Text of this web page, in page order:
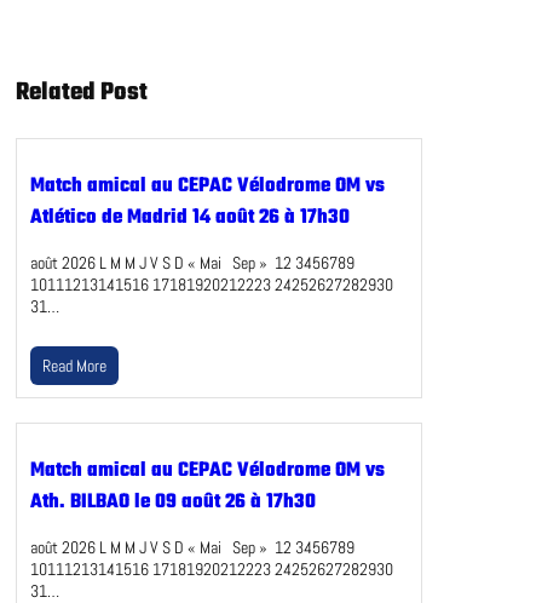
Related Post
Match amical au CEPAC Vélodrome OM vs
Atlético de Madrid 14 août 26 à 17h30
août 2026 L M M J V S D « Mai Sep » 12 3456789
10111213141516 17181920212223 24252627282930
31…
Read More
Match amical au CEPAC Vélodrome OM vs
Ath. BILBAO le 09 août 26 à 17h30
août 2026 L M M J V S D « Mai Sep » 12 3456789
10111213141516 17181920212223 24252627282930
31…